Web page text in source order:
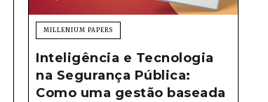
MILLENIUM PAPERS
Inteligência e Tecnologia
na Segurança Pública:
Como uma gestão baseada